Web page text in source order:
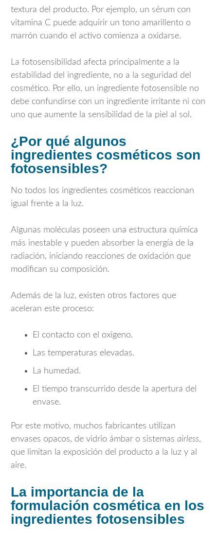
textura del producto. Por ejemplo, un sérum con
vitamina C puede adquirir un tono amarillento o
marrón cuando el activo comienza a oxidarse.
La fotosensibilidad afecta principalmente a la
estabilidad del ingrediente, no a la seguridad del
cosmético. Por ello, un ingrediente fotosensible no
debe confundirse con un ingrediente irritante ni con
uno que aumente la sensibilidad de la piel al sol.
¿Por qué algunos
ingredientes cosméticos son
fotosensibles?
No todos los ingredientes cosméticos reaccionan
igual frente a la luz.
Algunas moléculas poseen una estructura química
más inestable y pueden absorber la energía de la
radiación, iniciando reacciones de oxidación que
modifican su composición.
Además de la luz, existen otros factores que
aceleran este proceso:
El contacto con el oxígeno.
Las temperaturas elevadas.
La humedad.
El tiempo transcurrido desde la apertura del
envase.
Por este motivo, muchos fabricantes utilizan
envases opacos, de vidrio ámbar o sistemas airless,
que limitan la exposición del producto a la luz y al
aire.
La importancia de la
formulación cosmética en los
ingredientes fotosensibles